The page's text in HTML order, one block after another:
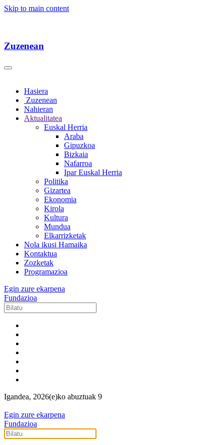
Skip to main content
Zuzenean
Hasiera
Zuzenean
Nahieran
Aktualitatea
Euskal Herria
Araba
Gipuzkoa
Bizkaia
Nafarroa
Ipar Euskal Herria
Politika
Gizartea
Ekonomia
Kirola
Kultura
Mundua
Elkarrizketak
Nola ikusi Hamaika
Kontaktua
Zozketak
Programazioa
Egin zure ekarpena
Fundazioa
Igandea, 2026(e)ko abuztuak 9
Egin zure ekarpena
Fundazioa